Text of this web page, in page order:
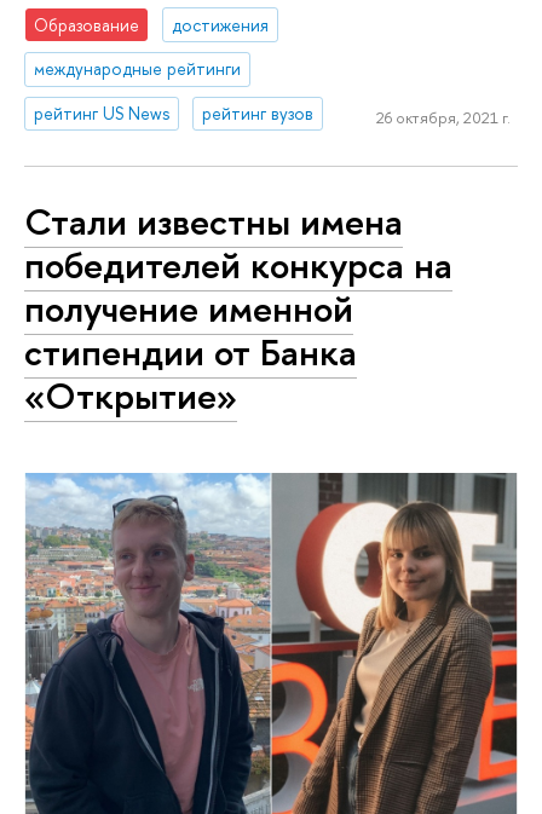
Образование
достижения
международные рейтинги
рейтинг US News
рейтинг вузов 26 октября, 2021 г.
Стали известны имена
победителей конкурса на
получение именной
стипендии от Банка
«Открытие»